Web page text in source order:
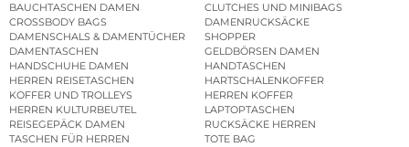
BAUCHTASCHEN DAMEN
CLUTCHES UND MINIBAGS
CROSSBODY BAGS
DAMENRUCKSÄCKE
DAMENSCHALS & DAMENTÜCHER
SHOPPER
DAMENTASCHEN
GELDBÖRSEN DAMEN
HANDSCHUHE DAMEN
HANDTASCHEN
HERREN REISETASCHEN
HARTSCHALENKOFFER
KOFFER UND TROLLEYS
HERREN KOFFER
HERREN KULTURBEUTEL
LAPTOPTASCHEN
REISEGEPÄCK DAMEN
RUCKSÄCKE HERREN
TASCHEN FÜR HERREN
TOTE BAG